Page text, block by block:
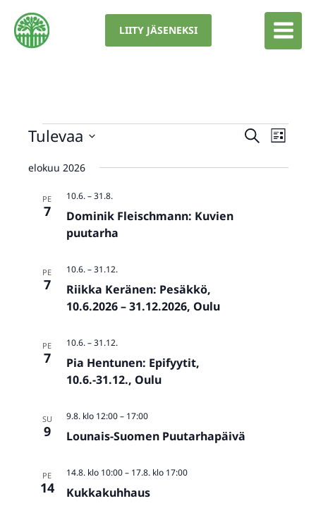
sisältöön
LIITY JÄSENEKSI
Tapahtumat
Tapahtumat
aja
ETSI LISTA
Tulevaa
päivä.
elokuu 2026
PE
7
Dominik Fleischmann: Kuvien
puutarha
10.6.–31.8.
PE
7
Riikka Keränen: Pesäkkö,
10.6.2026 – 31.12.2026, Oulu
10.6.–31.12.
PE
7
Pia Hentunen: Epifyytit,
10.6.-31.12., Oulu
10.6.–31.12.
SU
9 Lounais-Suomen Puutarhapäivä
9.8. klo 12:00– 17:00
PE
14 Kukkakuhhaus
14.8. klo 10:00– 17.8. klo 17:00